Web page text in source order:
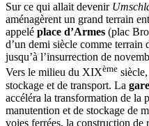
Sur ce qui allait devenir
aménagèrent un grand terrain
appelé place d’Armes (plac
d’un demi siècle comme terrain
jusqu’à l’insurrection de
Vers le milieu du XIXème
stockage et de transport. La
accéléra la transformation de la
manutention et de stockage de
voies ferrées, la construction de